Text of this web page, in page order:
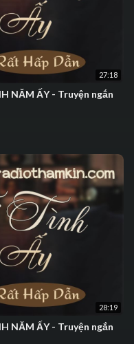
27:18
NĂM ẤY - ⁣Truyện ngắn
28:19
NĂM ẤY - ⁣Truyện ngắn